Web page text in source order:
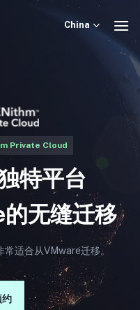
China
Private Cloud
特平台
无缝迁移
适合从VMware迁移。
约